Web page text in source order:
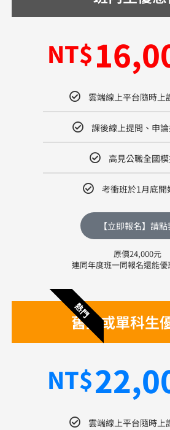
NT$
雲端線上平台隨時上
課後線上提問、申
高見公職全國
考衝班於1月底開
【立即報名】請
原價24,000元
連同年度班一同報名還能優
熱門
舊生或單科生
NT$
雲端線上平台隨時上